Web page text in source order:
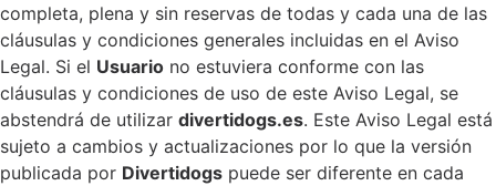
completa, plena y sin reservas de todas y cada una de las
cláusulas y condiciones generales incluidas en el Aviso
Legal. Si el Usuario no estuviera conforme con las
cláusulas y condiciones de uso de este Aviso Legal, se
abstendrá de utilizar divertidogs.es. Este Aviso Legal está
sujeto a cambios y actualizaciones por lo que la versión
publicada por Divertidogs puede ser diferente en cada